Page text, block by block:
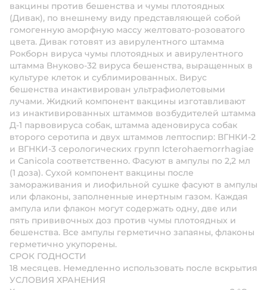
вакцины против бешенства и чумы плотоядных
(Дивак), по внешнему виду представляющей собой
гомогенную аморфную массу желтовато-розоватого
цвета. Дивак готовят из авирулентного штамма
Рокборн вируса чумы плотоядных и авирулентного
штамма Внуково-32 вируса бешенства, выращенных в
культуре клеток и сублимированных. Вирус
бешенства инактивирован ультрафиолетовыми
лучами. Жидкий компонент вакцины изготавливают
из инактивированных штаммов возбудителей штамма
Д-1 парвовируса собак, штамма аденовируса собак
второго серотипа и двух штаммов лептоспир: ВГНКИ-2
и ВГНКИ-3 серологических групп Icterohaemorrhagiae
и Canicola соответственно. Фасуют в ампулы по 2,2 мл
(1 доза). Сухой компонент вакцины после
замораживания и лиофильной сушке фасуют в ампулы
или флаконы, заполненные инертным газом. Каждая
ампула или флакон могут содержать одну, две или
пять прививочных доз против чумы плотоядных и
бешенства. Все ампулы герметично запаяны, флаконы
герметично укупорены.
СРОК ГОДНОСТИ
18 месяцев. Немедленно использовать после вскрытия
УСЛОВИЯ ХРАНЕНИЯ